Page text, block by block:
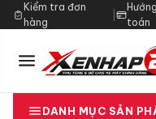
Kiểm tra đơn
hàng
|
toán
DANH MỤC SẢN